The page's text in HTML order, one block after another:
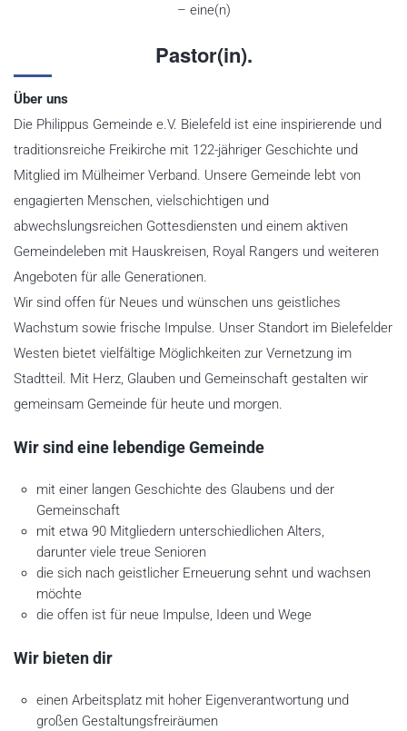
– eine(n)
Pastor(in).
Über uns
Die Philippus Gemeinde e.V. Bielefeld ist eine inspirierende und
traditionsreiche Freikirche mit 122-jähriger Geschichte und
Mitglied im Mülheimer Verband. Unsere Gemeinde lebt von
engagierten Menschen, vielschichtigen und
abwechslungsreichen Gottesdiensten und einem aktiven
Gemeindeleben mit Hauskreisen, Royal Rangers und weiteren
Angeboten für alle Generationen.
Wir sind offen für Neues und wünschen uns geistliches
Wachstum sowie frische Impulse. Unser Standort im Bielefelder
Westen bietet vielfältige Möglichkeiten zur Vernetzung im
Stadtteil. Mit Herz, Glauben und Gemeinschaft gestalten wir
gemeinsam Gemeinde für heute und morgen.
Wir sind eine lebendige Gemeinde
mit einer langen Geschichte des Glaubens und der
Gemeinschaft
mit etwa 90 Mitgliedern unterschiedlichen Alters,
darunter viele treue Senioren
die sich nach geistlicher Erneuerung sehnt und wachsen
möchte
die offen ist für neue Impulse, Ideen und Wege
Wir bieten dir
einen Arbeitsplatz mit hoher Eigenverantwortung und
großen Gestaltungsfreiräumen